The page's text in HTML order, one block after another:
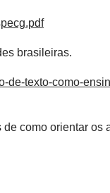
brasileiras.
de-texto-como-
como orientar os